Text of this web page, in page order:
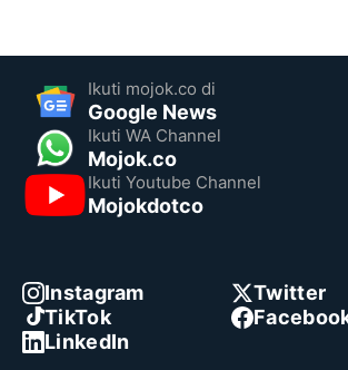
Ikuti mojok.co di
Google News
Ikuti WA Channel
Mojok.co
Ikuti Youtube Channel
Mojokdotco
Instagram
Twitter
TikTok
LinkedIn